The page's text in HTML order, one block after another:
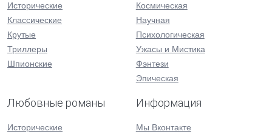
Исторические
Классические
Крутые
Триллеры
Шпионские
Космическая
Научная
Психологическая
Ужасы и Мистика
Фэнтези
Эпическая
Любовные романы
Исторические
Информация
Мы Вконтакте